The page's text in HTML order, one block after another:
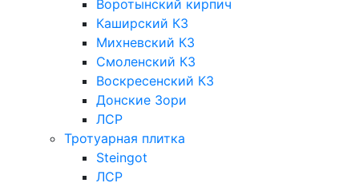
Воротынский кирпич
Каширский КЗ
Михневский КЗ
Смоленский КЗ
Воскресенский КЗ
Донские Зори
ЛСР
Тротуарная плитка
Steingot
ЛСР